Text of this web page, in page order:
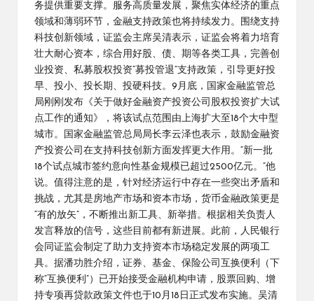
务提供重要支撑。服务高质量发展，聚焦实体经济的重点
领域和薄弱环节，金融支持政策也将持续发力。围绕支持
科技创新领域，证监会主席吴清表示，证监会将着力培育
壮大耐心资本，综合用好股、债、期等各类工具，完善创
业投资、私募股权投资“募投管退”支持政策，引导更好投
早、投小、投长期、投硬科技。9月底，国家金融监管总
局刚刚发布《关于做好金融资产投资公司股权投资扩大试
点工作的通知》，将该试点范围由上海扩大至18个大中型
城市。国家金融监管总局局长李云泽也表示，鼓励金融资
产投资公司在支持科技创新方面发挥更大作用。“新一批
18个试点城市签约意向性基金规模已超过2500亿元。”他
说。值得注意的是，针对经济运行中存在一些突出矛盾和
挑战，尤其是房地产市场和资本市场，货币金融政策更是
“有的放矢”，不断推出新工具、新举措。根据相关负责人
发言释放的信号，这些目前都有新进展。此前，人民银行
会同证监会制定了助力支持资本市场稳定发展的两项工
具。据潘功胜介绍，证券、基金、保险公司互换便利（下
称“互换便利”）已开始接受金融机构申请，股票回购、增
持专项再贷款政策文件也于10月18日正式发布实施。吴清